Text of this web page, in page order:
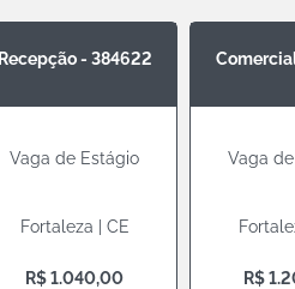
Recepção - 384622
Vaga de Estágio
Fortaleza | CE
R$ 1.040,00
Vaga
R$